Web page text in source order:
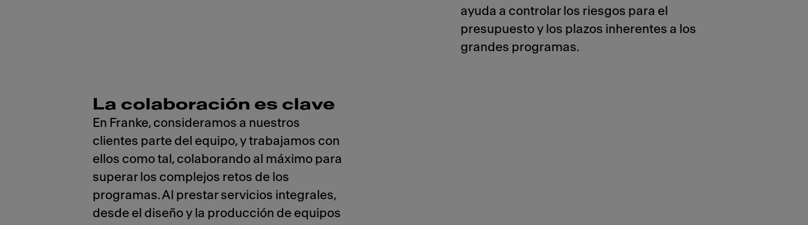
ayuda a controlar los riesgos para el
presupuesto y los plazos inherentes a los
grandes programas.
La colaboración es clave
En Franke, consideramos a nuestros
clientes parte del equipo, y trabajamos con
ellos como tal, colaborando al máximo para
superar los complejos retos de los
programas. Al prestar servicios integrales,
desde el diseño y la producción de equipos